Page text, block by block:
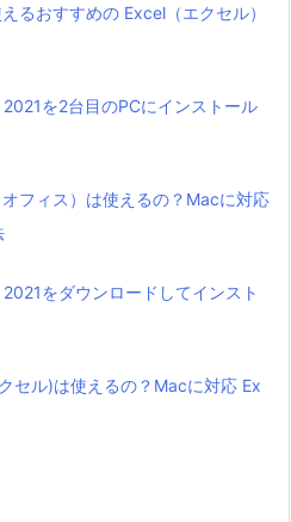
るおすすめの Excel（エクセル）
を2台目のPCにインストール
フィス）は使えるの？Macに対応
をダウンロードしてインスト
セル)は使えるの？Macに対応 Ex